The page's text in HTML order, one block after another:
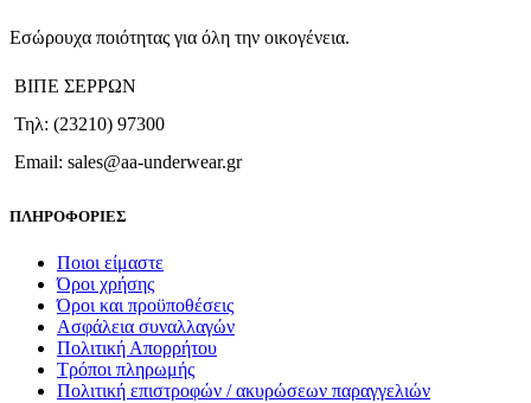
Εσώρουχα ποιότητας για όλη την οικογένεια.
ΒΙΠΕ ΣΕΡΡΩΝ
Τηλ: (23210) 97300
Email: sales@aa-underwear.gr
ΠΛΗΡΟΦΟΡΙΕΣ
Ποιοι είμαστε
Όροι χρήσης
Όροι και προϋποθέσεις
Ασφάλεια συναλλαγών
Πολιτική Απορρήτου
Τρόποι πληρωμής
Πολιτική επιστροφών / ακυρώσεων παραγγελιών